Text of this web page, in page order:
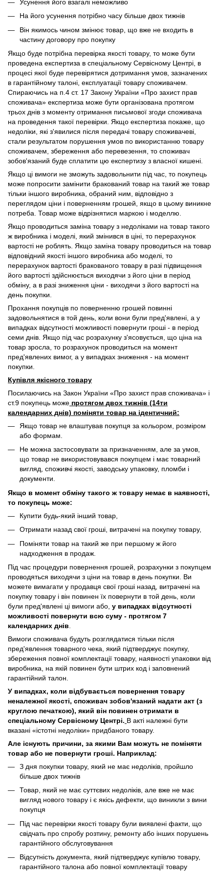
Усунення його взагалі неможливо
На його усунення потрібно часу більше двох тижнів
Він якимось чином змінює товар, що вже не входить в
частину договору про покупку
Якщо буде потрібна перевірка якості товару, то може бути
проведена експертиза в спеціальному Сервісному Центрі, в
процесі якої буде перевірятися дотримання умов, зазначених
в гарантійному талоні, експлуатації товару споживачем.
Спираючись на п.4 ст. 17 Закону України «Про захист прав
споживача» експертиза може бути організована протягом
трьох днів з моменту отримання письмової згоди споживача
на проведення такої перевірки. Якщо експертиза покаже, що
недоліки, які з'явилися після передачі товару споживачеві,
стали результатом порушення умов по використанню товару
споживачем, збереження або перевезення, то споживач
зобов'язаний буде сплатити цю експертизу з власної кишені.
Якщо ці вимоги не зможуть задовольнити під час, то покупець
може попросити замінити бракований товар на такий же товар
тільки іншого виробника, обраний ним, відповідно з
переглядом ціни і поверненням грошей, якщо в цьому виникне
потреба. Товар може відрізнятися маркою і моделлю.
Якщо проводиться заміна товару з недоліками на товар такого
ж виробника і моделі, який змінився в ціні, то перерахунок
вартості не роблять. Якщо заміна товару проводиться на товар
відповідний якості іншого виробника або моделі, то
перерахунок вартості бракованого товару в разі підвищення
його вартості здійснюється виходячи з його ціни в період
обміну, а в разі зниження ціни - виходячи з його вартості на
день покупки.
Прохання покупців по поверненню грошей повинні
задовольнятися в той день, коли вони були пред'явлені, а у
випадках відсутності можливості повернути гроші - в період
семи днів. Якщо під час розрахунку з'ясовується, що ціна на
товар зросла, то розрахунок проводиться на момент
пред'явлених вимог, а у випадках зниження - на момент
покупки.
Купівля якісного товару
Посилаючись на Закон України «Про захист прав споживача» і
ст.9 покупець може протягом двох тижнів (14ти
календарних днів) поміняти товар на ідентичний:
Якщо товар не влаштував покупця за кольором, розміром
або формам.
Не можна застосовувати за призначенням, але за умов,
що товар не використовувався покупцем і має товарний
вигляд, споживчі якості, заводську упаковку, пломби і
документи.
Якщо в момент обміну такого ж товару немає в наявності,
то покупець може:
Купити будь-який інший товар,
Отримати назад свої гроші, витрачені на покупку товару,
Поміняти товар на такий же при першому ж його
надходження в продаж.
Під час процедури повернення грошей, розрахунки з покупцем
проводяться виходячи з ціни на товар в день покупки. Ви
можете вимагати у продавця свої гроші назад, витрачені на
покупку товару і він повинен їх повернути в той день, коли
були пред'явлені ці вимоги або, у випадках відсутності
можливості повернути всю суму - протягом 7
календарних днів
Вимоги споживача будуть розглядатися тільки після
пред'явлення товарного чека, який підтверджує покупку,
збереження повної комплектації товару, наявності упаковки від
виробника, на якій повинен бути штрих код і заповнений
гарантійний талон.
У випадках, коли відбувається повернення товару
неналежної якості, споживач зобов'язаний надати акт (з
круглою печаткою), який він повинен отримати в
спеціальному Сервісному Центрі. В акті належні бути
вказані «істотні недоліки» придбаного товару.
Але існують причини, за якими Вам можуть не поміняти
товар або не повернути гроші. Наприклад:
З дня покупки товару, який не має недоліків, пройшло
більше двох тижнів
Товар, який не має суттєвих недоліків, але вже не має
вигляд нового товару і є якісь дефекти, що виникли з вини
покупця
Під час перевірки якості товару були виявлені факти, що
свідчать про спробу розтину, ремонту або інших порушень
гарантійного обслуговування
Відсутність документа, який підтверджує купівлю товару,
гарантійного талона або повної комплектації товару